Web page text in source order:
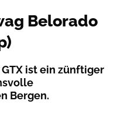
Belorado
ist ein zünftiger
Bergen.